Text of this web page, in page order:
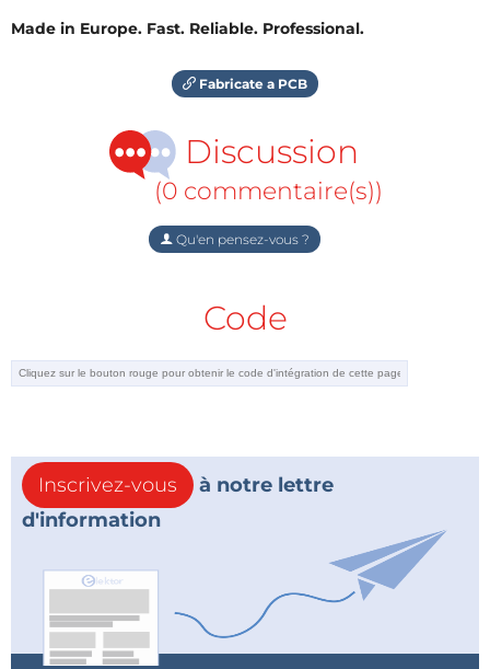
Made in Europe. Fast. Reliable. Professional.
Fabricate a PCB
Discussion
(0 commentaire(s))
Qu'en pensez-vous ?
Code
Inscrivez-vous
à notre lettre
d'information